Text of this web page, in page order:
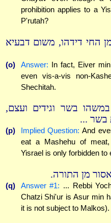
prohibition applies to a
P'rutah?
החי דידהו, משום דבעיא
(o) Answer: In fact, Eiver
even vis-a-vis non-
Shechitah.
בשר וגידים ועצם,
בשר ...
(p) Implied Question: And
eat a Mashehu of
Yisrael is only forbidden to
מן התורה.
(q) Answer #1: ... Rebbi
Chatzi Shi'ur is Asur min
it is not subject to Malkos).